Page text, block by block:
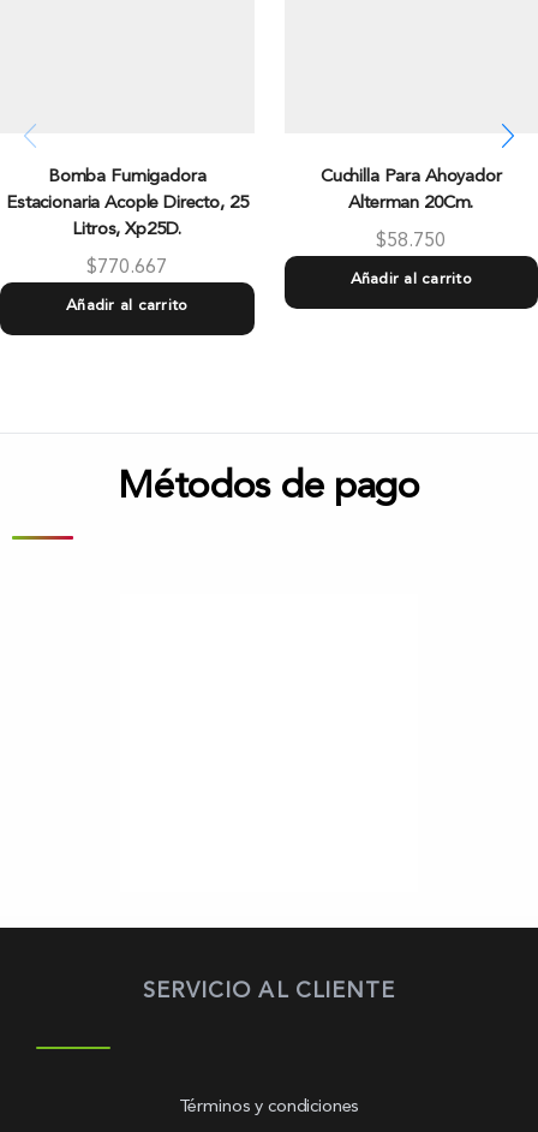
Bomba Fumigadora
Estacionaria Acople Directo, 25
Litros, Xp25D.
$770.667
Añadir al carrito
Cuchilla Para Ahoyador
Alterman 20Cm.
$58.750
Añadir al carrito
Métodos de pago
SERVICIO AL CLIENTE
Términos y condiciones